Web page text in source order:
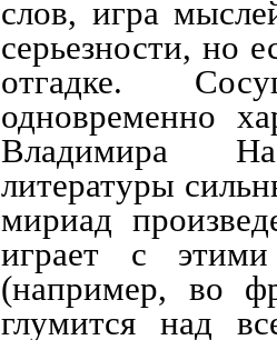
слов, игра
серьезности, но
отгадке.
одновременно
Владимира
литературы
мириад
играет с
(например, во
глумится над